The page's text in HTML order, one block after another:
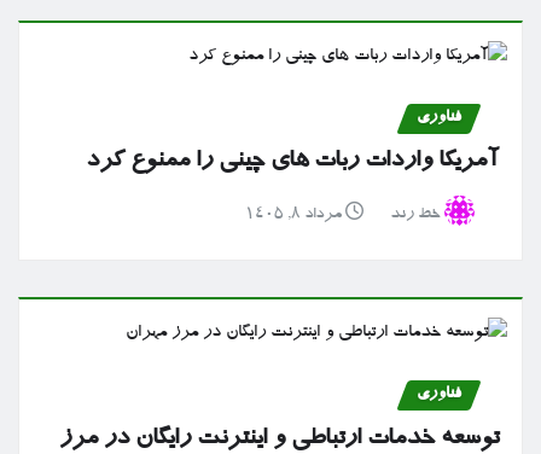
فناوری
آمریکا واردات ربات های چینی را ممنوع کرد
خط رند مرداد ۸, ۱۴۰۵
فناوری
توسعه خدمات ارتباطی و اینترنت رایگان در مرز